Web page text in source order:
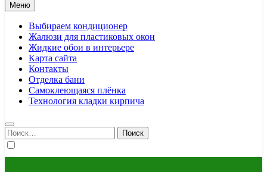
Меню
Выбираем кондиционер
Жалюзи для пластиковых окон
Жидкие обои в интерьере
Карта сайта
Контакты
Отделка бани
Самоклеющаяся плёнка
Технология кладки кирпича
Найти: